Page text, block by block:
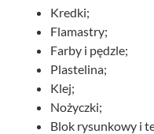
Kredki;
Flamastry;
Farby i pędzle;
Plastelina;
Klej;
Nożyczki;
Blok rysunkowy i